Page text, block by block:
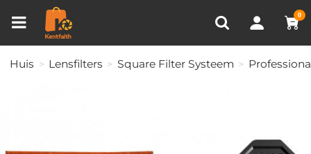
0
RECENT BEKEKEN
Huis Lensfilters Square Filter Systeem